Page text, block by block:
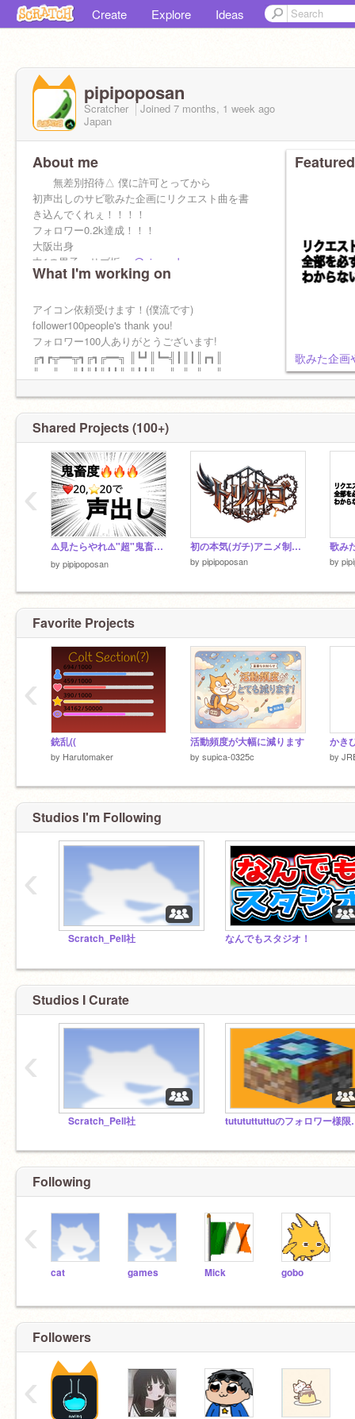
Create Explore Ideas
pipipoposan
Scratcher Joined 7 months, 1 week ago
Japan
About me
無差別招待△ 僕に許可とってから
初声出しのサビ歌みた企画にリクエスト曲を書
き込んでくれぇ！！！！
フォロワー0.2k達成！！！
大阪出身
中1の男子 サブ垢
@pipo-sab_san
所属 ✌︎('ω')✌︎教
ultra scratch＋
サングラス教
What I'm working on
アイコン依頼受けます！(僕流です)
follower100people's thank you!
フォロワー100人ありがとうございます!
╔┓┏╦━━╦┓╔┓╔━━╗ ║┗┛║┗━╣┃║┃║┏┓║
║┏┓║┏━╣┗╣┗╣┗┛║ ╚┛┗╩━━╩━╩━╩━━╝
https://scratch.mit.edu/emails/welcome/まずは
pipipoposanをフォローしよう/1/
Shared Projects (100+)
⚠️見たらやれ⚠️"超"鬼畜ルーレット! remix
by pipipoposan
初の本気(ガチ)アニメ制作決定！！！(scratch内)
by pipipoposan by
‹
Favorite Projects
銃乱((
by Harutomaker
活動頻度が大幅に減ります
by supica-0325c
かき
by
‹
Studios I'm Following
Scratch_Pell社 なんでもスタジオ！
‹
Studios I Curate
Scratch_Pell社
‹
Following
cat games Mick gobo
‹
Followers
‹